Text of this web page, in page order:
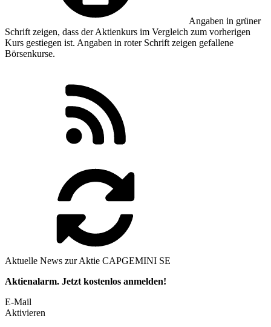
Angaben in grüner
Schrift zeigen, dass der Aktienkurs im Vergleich zum vorherigen
Kurs gestiegen ist. Angaben in roterSchrift zeigen gefallene
Börsenkurse.
Aktuelle News zur Aktie CAPGEMINI SE
Aktienalarm. Jetzt kostenlos anmelden!
E-Mail
Aktivieren